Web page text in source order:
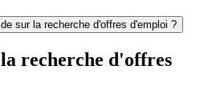
sur la recherche d'offres d'emploi ?
recherche d'offres